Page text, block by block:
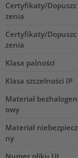
Certyfikaty/Dopuszc
zenia
Certyfikaty/Dopuszc
zenia
Klasa palności
Klasa szczelności IP
Materiał bezhalogen
owy
Materiał niebezpiecz
ny